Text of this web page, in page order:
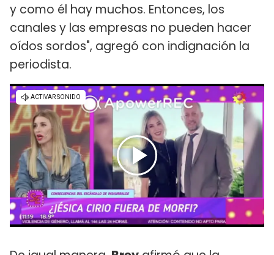
y como él hay muchos. Entonces, los
canales y las empresas no pueden hacer
oídos sordos", agregó con indignación la
periodista.